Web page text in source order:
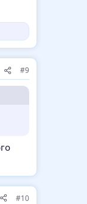
#9
#10